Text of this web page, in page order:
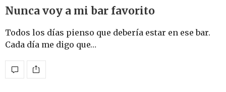
Nunca voy a mi bar favorito
Todos los días pienso que debería estar en ese bar.
Cada día me digo que…